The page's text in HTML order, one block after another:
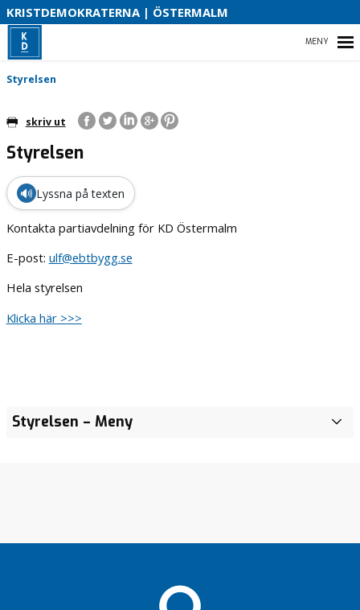
KRISTDEMOKRATERNA | ÖSTERMALM
HEM
LOKALT ÖSTERMALM
POLITIK I STOCKHOLM
STYRELSEN
KONTAKTA OSS
Styrelsen
skriv ut
Styrelsen
🔊 Lyssna på texten
Kontakta partiavdelning för KD Östermalm
E-post: ulf@ebtbygg.se
Hela styrelsen
Klicka här >>>
Styrelsen – Meny